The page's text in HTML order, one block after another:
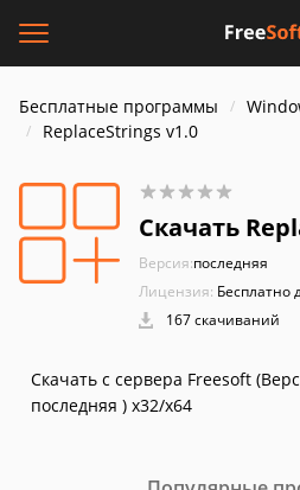
Бесплатные программы
ReplaceStrings v1.0
Скачать
Версия:последняя
Лицензия: Бесплатно
167 скачиваний
Скачать с сервера Freesoft
последняя ) x32/x64